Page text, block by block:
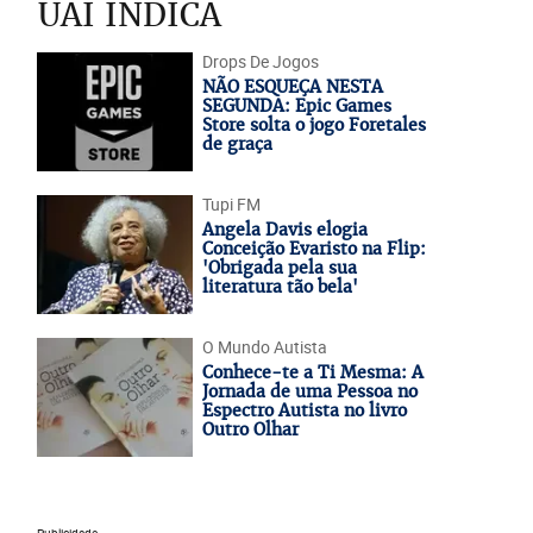
UAI INDICA
Drops De Jogos
NÃO ESQUEÇA NESTA
SEGUNDA: Epic Games
Store solta o jogo Foretales
de graça
Tupi FM
Angela Davis elogia
Conceição Evaristo na Flip:
'Obrigada pela sua
literatura tão bela'
O Mundo Autista
Conhece-te a Ti Mesma: A
Jornada de uma Pessoa no
Espectro Autista no livro
Outro Olhar